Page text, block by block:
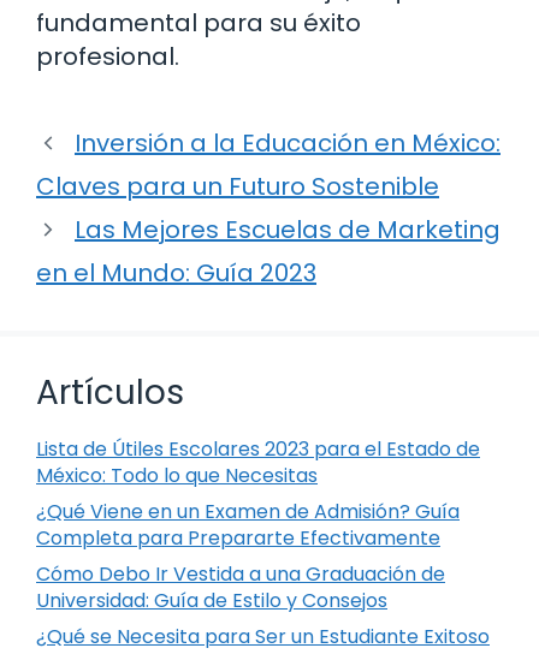
fundamental para su éxito
profesional.
Inversión a la Educación en México:
Claves para un Futuro Sostenible
Las Mejores Escuelas de Marketing
en el Mundo: Guía 2023
Artículos
Lista de Útiles Escolares 2023 para el Estado de
México: Todo lo que Necesitas
¿Qué Viene en un Examen de Admisión? Guía
Completa para Prepararte Efectivamente
Cómo Debo Ir Vestida a una Graduación de
Universidad: Guía de Estilo y Consejos
¿Qué se Necesita para Ser un Estudiante Exitoso